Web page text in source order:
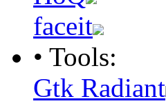
faceit
• Tools:
Gtk Radiant